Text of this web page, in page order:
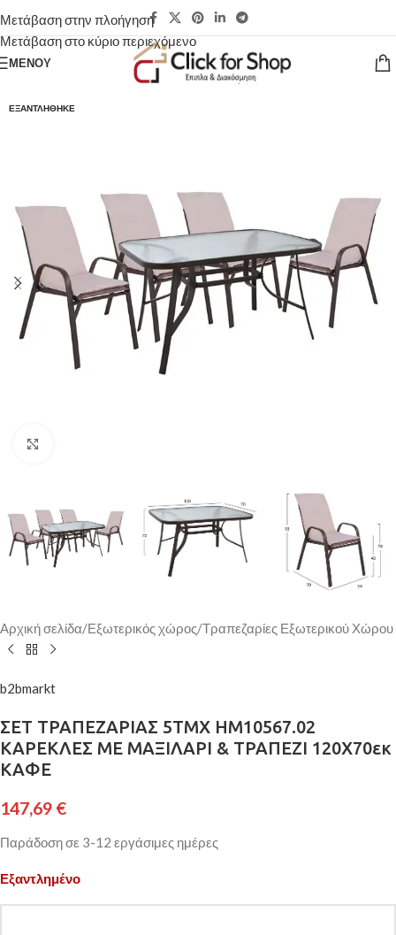
Μετάβαση στην πλοήγηση
Μετάβαση στο κύριο περιεχόμενο
ΜΕΝΟΎ
ΕΞΑΝΤΛΉΘΗΚΕ
Αρχική σελίδα/Εξωτερικός χώρος/Τραπεζαρίες Εξωτερικού Χώρου
b2bmarkt
ΣΕΤ ΤΡΑΠΕΖΑΡΙΑΣ 5ΤΜΧ HM10567.02
ΚΑΡΕΚΛΕΣ ΜΕ ΜΑΞΙΛΑΡΙ & ΤΡΑΠΕΖΙ 120X70εκ
ΚΑΦΕ
147,69 €
Παράδοση σε 3-12 εργάσιμες ημέρες
Εξαντλημένο